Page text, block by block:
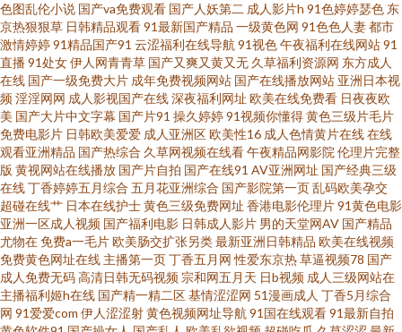
伊人干大香蕉 亚洲综合激情色网 香蕉伊思影音 五月激情久久破 综合色情 91
美女足交 91色色综合网 91去网站 97夫妻超碰 91字幕网 www影音先锋av 成
人福利网 超碰91成人在线 91国产极品丝袜女 大香蕉伊 久久福利二区 日韩青
涩网站 在线观看美女视频91 91视频cop WWW国产 精品国产91久久 欧美性
爱成人在线 先锋影音偷拍 91探花高中生极品 国产精品视频99 欧美A视频 亚
洲肏屄视频 久久超碰影院 97人人香蕉 91国产嫩草 97香蕉伊人tv 福利涩导航
久草五区 先锋影音av资源站 91美女内射 超碰手机成人在线 黄色片91 日韩草
色图乱伦小说 国产va免费观看 国产人妖第二 成人影片h 91色婷婷瑟色 东
京热狠狠草 日韩精品观看91最新国产精品 一级黄色网 91色色人妻都市
激情婷婷91精品国产91 云涩福利在线导航 91视色午夜福利在线网站91
直播91处女伊人网青青草 国产又爽又黄又无 久草福利资源网 东方成人
在线 国产一级免费大片 成年免费视频网站 国产在线播放网站 亚洲日本视
频淫淫网网 成人影视国产在线深夜福利网址 欧美在线免费看 日夜夜欧
美 国产大片中文字幕 国产片91 操久婷婷91视频你懂得黄色三级片毛片
免费电影片 日韩欧美爱爱 成人亚洲区欧美性16 成人色情黄片在线在线
观看亚洲精品 国产热综合 久草网视频在线看午夜精品网影院 伦理片完整
版 黄视网站在线播放 国产片自拍 国产在线91 AV亚洲网址 国产经典三级
在线丁香婷婷五月综合 五月花亚洲综合 国产影院第一页乱码欧美孕交
超碰在线艹 日本在线护士黄色三级免费网址 香港电影伦理片91黄色电影
亚洲一区成人视频 国产福利电影 日韩成人影片 男的天堂网AV 国产精品
尤物在免费a一毛片欧美肠交扩张另类最新亚洲日韩精品 欧美在线视频
免费黄色网址在线 主播第一页丁香五月网 性爱东京热草逼视频78 国产
成人免费无码高清日韩无码视频 宗和网五月天 日b视频 成人三级网站在
主播福利姬h在线 国产精一精二区基情涩涩网 51漫画成人 丁香5月综合
网 91爱爱com 伊人涩涩射黄色视频网址导航 91国在线观看91最新自拍